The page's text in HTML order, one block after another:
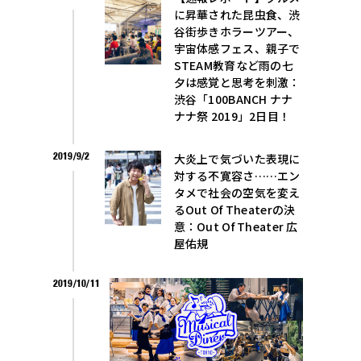
に昇華された昆虫食、渋
谷街歩きホラーツアー、
宇宙体感フェス、親子で
STEAM教育など雨の七
夕は感覚と思考を刺激：
渋谷「100BANCH ナナ
ナナ祭 2019」2日目！
2019/9/2
大炎上で気づいた表現に
対する不寛容さ……エン
タメで社会の空気を変え
るOut Of Theaterの決
意：Out Of Theater 広
屋佑規
2019/10/11